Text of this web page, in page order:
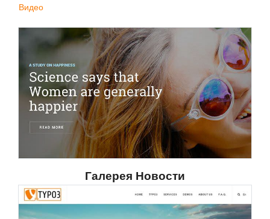
Видео
Галерея Новости